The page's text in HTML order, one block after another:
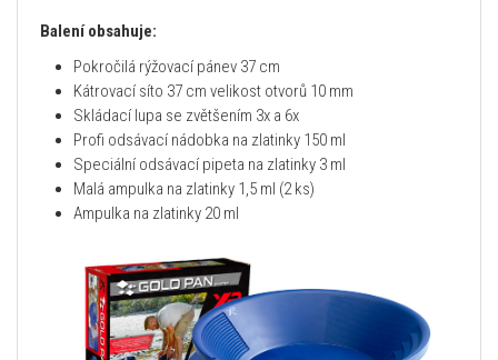
Balení obsahuje:
Pokročilá rýžovací pánev 37 cm
Kátrovací síto 37 cm velikost otvorů 10 mm
Skládací lupa se zvětšením 3x a 6x
Profi odsávací nádobka na zlatinky 150 ml
Speciální odsávací pipeta na zlatinky 3 ml
Malá ampulka na zlatinky 1,5 ml (2 ks)
Ampulka na zlatinky 20 ml